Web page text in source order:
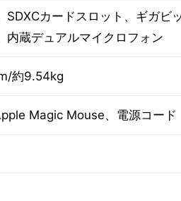
カードスロット、ギガビ
蔵デュアルマイクロフォン
約9.54kg
Magic Mouse、電源コード